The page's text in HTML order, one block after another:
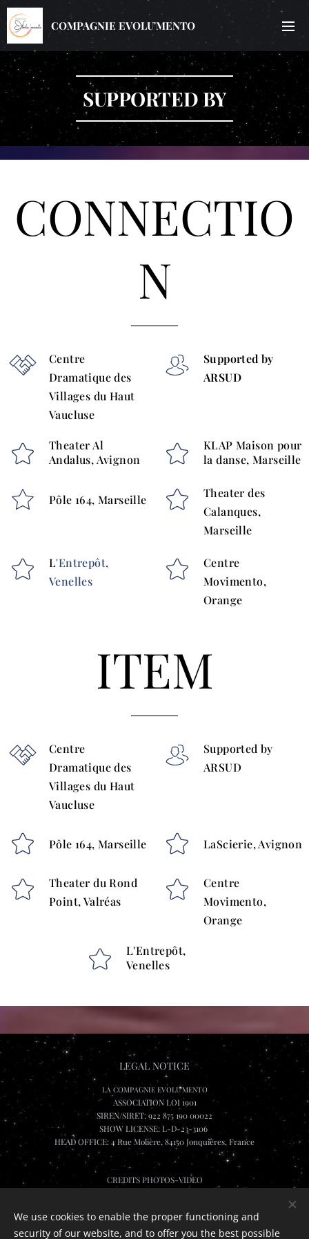
COMPAGNIE EVOLU'MENTO
SUPPORTED BY
CONNECTIO
N
Centre
Dramatique des
Villages du Haut
Vaucluse
Supported by
ARSUD
Theater Al
Andalus, Avignon
KLAP Maison pour
la danse, Marseille
Pôle 164, Marseille
Theater des
Calanques,
Marseille
L'Entrepôt,
Venelles
Centre
Movimento,
Orange
ITEM
Centre
Dramatique des
Villages du Haut
Vaucluse
Supported by
ARSUD
Pôle 164, Marseille LaScierie, Avignon
Theater du Rond
Point, Valréas
Centre
Movimento,
Orange
L'Entrepôt,
Venelles
LEGAL NOTICE
LA COMPAGNIE EVOLU'MENTO
ASSOCIATION LOI 1901
SIREN/SIRET: 922 875 190 00022
SHOW LICENSE: L-D-23-3106
HEAD OFFICE: 4 Rue Molière, 84150 Jonquières, France
CREDITS PHOTOS-VIDEO
Cookies
We use cookies to enable the proper functioning and
security of our website, and to offer you the best possible